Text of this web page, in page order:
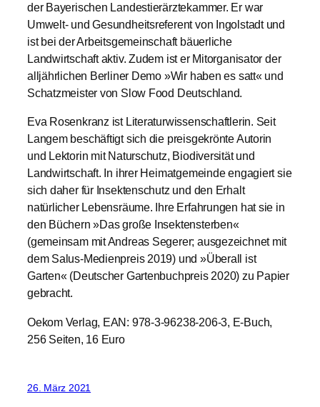
der Bayerischen Landestierärztekammer. Er war
Umwelt- und Gesundheitsreferent von Ingolstadt und
ist bei der Arbeitsgemeinschaft bäuerliche
Landwirtschaft aktiv. Zudem ist er Mitorganisator der
alljährlichen Berliner Demo »Wir haben es satt« und
Schatzmeister von Slow Food Deutschland.
Eva Rosenkranz ist Literaturwissenschaftlerin. Seit
Langem beschäftigt sich die preisgekrönte Autorin
und Lektorin mit Naturschutz, Biodiversität und
Landwirtschaft. In ihrer Heimatgemeinde engagiert sie
sich daher für Insektenschutz und den Erhalt
natürlicher Lebensräume. Ihre Erfahrungen hat sie in
den Büchern »Das große Insektensterben«
(gemeinsam mit Andreas Segerer; ausgezeichnet mit
dem Salus-Medienpreis 2019) und »Überall ist
Garten« (Deutscher Gartenbuchpreis 2020) zu Papier
gebracht.
Oekom Verlag, EAN: 978-3-96238-206-3, E-Buch,
256 Seiten, 16 Euro
26. März 2021